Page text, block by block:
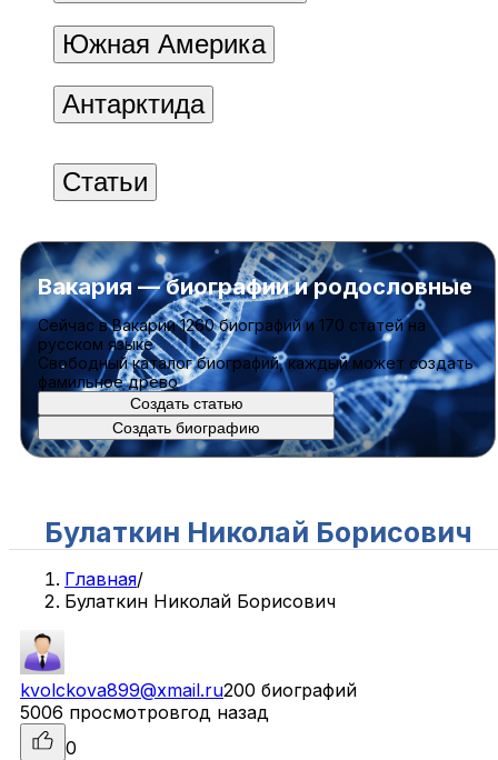
Южная Америка
Антарктида
Статьи
Вакария — биографии и родословные
Cейчас в Вакарии1260 биографийи170 статейна
русском языке
Свободный каталог биографий, каждый может создать
фамильное древо
Создать статью
Создать биографию
Булаткин Николай Борисович
Главная/
Булаткин Николай Борисович
kvolckova899@xmail.ru200 биографий
5006 просмотровгод назад
0